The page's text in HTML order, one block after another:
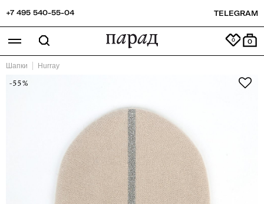
+7 495 540-55-04 TELEGRAM
0
Шапки Hurray
-55%